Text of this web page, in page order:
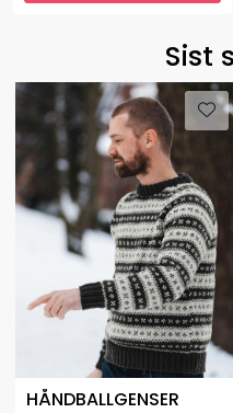
Sist
HÅNDBALLGENSER